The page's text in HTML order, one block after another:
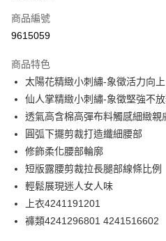
合作金庫商業銀行
上海商業儲蓄銀行
臺灣中小企業銀行
匯豐（台灣）商業銀行
聯邦商業銀行
元大商業銀行
玉山商業銀行
台灣樂天信用卡公司
超商取貨付款
LINE Pay
Apple Pay
街口支付
悠遊付
全盈+PAY
大哥付你分期
相關說明
【大哥付你分期使用說明】
1.本服務由台灣大哥大提供，台灣大哥
2.付款方式選擇「大哥付你分期」，訂
AFTEE先享後付
商品編號
9615059
商品特色
太陽花精緻小刺繡-象徵活力向上
仙人掌精緻小刺繡-象徵堅強不
透氣高含棉高彈布料觸感細緻親
圓弧下擺剪裁打造纖細腰部
修飾柔化腰部輪廓
短版露腰剪裁拉長腿部線條比例
輕鬆展現迷人女人味
上衣4241191201
褲類4241296801 4241516602